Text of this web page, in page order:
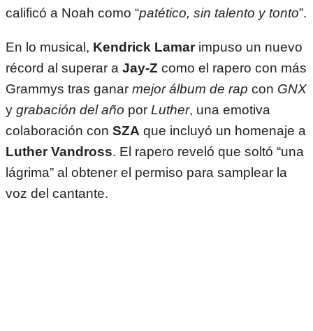
calificó a Noah como “patético, sin talento y tonto”.
En lo musical, Kendrick Lamarimpuso un nuevo
récord al superar a Jay-Z como el rapero con más
Grammys tras ganar mejor álbum de rap con GNX
y grabación del año por Luther, una emotiva
colaboración con SZA que incluyó un homenaje a
Luther Vandross. El rapero reveló que soltó “una
lágrima” al obtener el permiso para samplear la
voz del cantante.